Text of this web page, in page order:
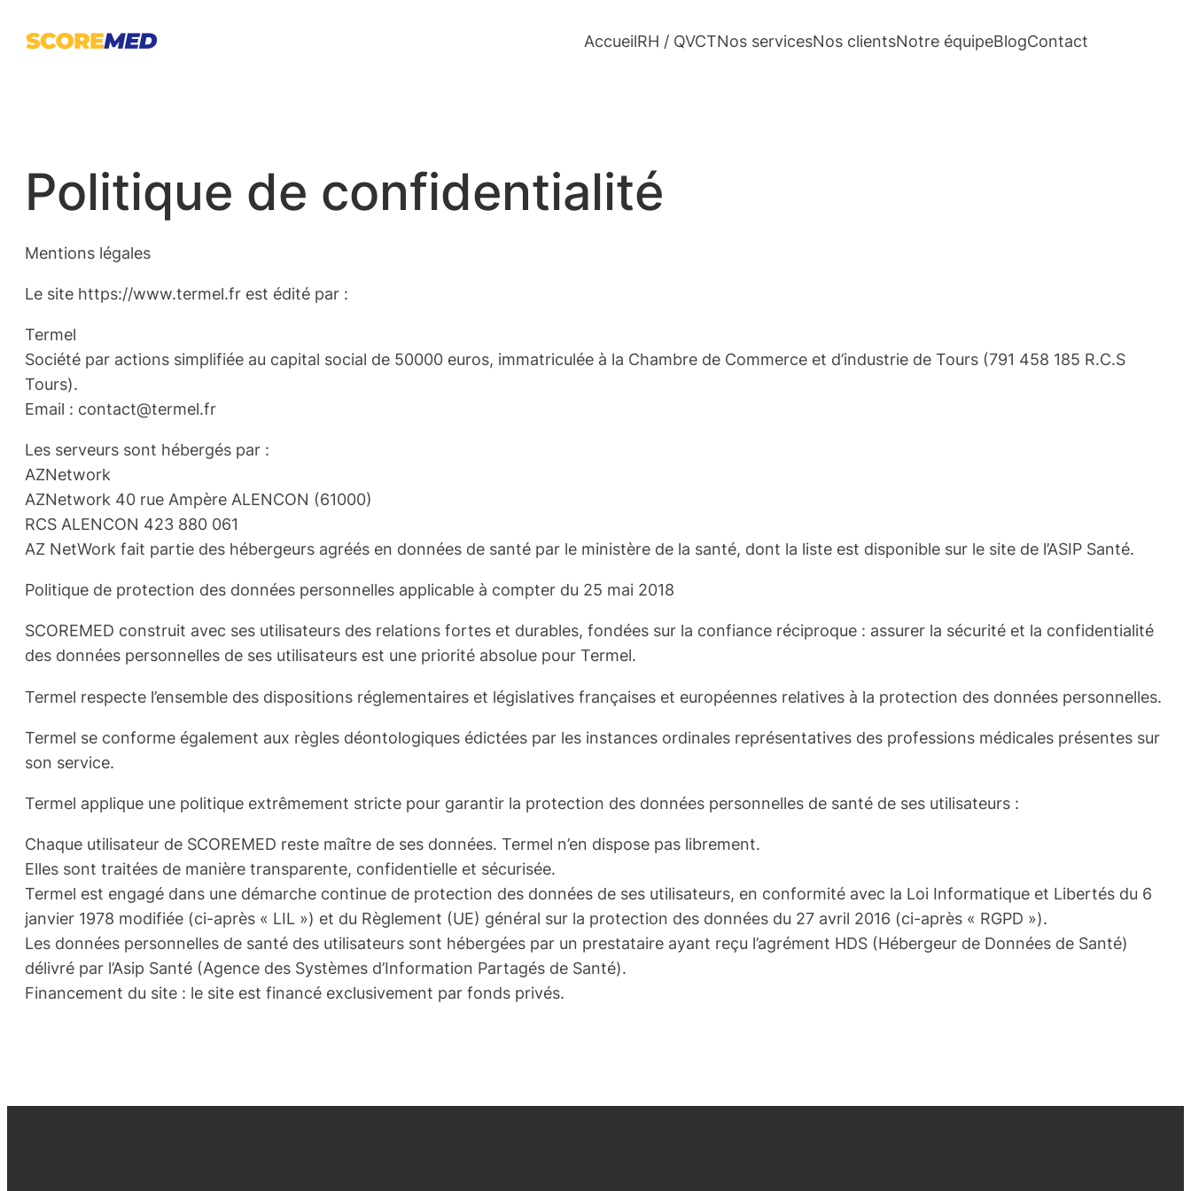
AccueilRH / QVCTNos servicesNos clientsNotre équipeBlogContact
Politique de confidentialité
Mentions légales
Le site https://www.termel.fr est édité par :
Termel
Société par actions simplifiée au capital social de 50000 euros, immatriculée à la Chambre de Commerce et d’industrie de Tours (791 458 185 R.C.S
Tours).
Email : contact@termel.fr
Les serveurs sont hébergés par :
AZNetwork
AZNetwork 40 rue Ampère ALENCON (61000)
RCS ALENCON 423 880 061
AZ NetWork fait partie des hébergeurs agréés en données de santé par le ministère de la santé, dont la liste est disponible sur le site de l’ASIP Santé.
Politique de protection des données personnelles applicable à compter du 25 mai 2018
SCOREMED construit avec ses utilisateurs des relations fortes et durables, fondées sur la confiance réciproque : assurer la sécurité et la confidentialité
des données personnelles de ses utilisateurs est une priorité absolue pour Termel.
Termel respecte l’ensemble des dispositions réglementaires et législatives françaises et européennes relatives à la protection des données personnelles.
Termel se conforme également aux règles déontologiques édictées par les instances ordinales représentatives des professions médicales présentes sur
son service.
Termel applique une politique extrêmement stricte pour garantir la protection des données personnelles de santé de ses utilisateurs :
Chaque utilisateur de SCOREMED reste maître de ses données. Termel n’en dispose pas librement.
Elles sont traitées de manière transparente, confidentielle et sécurisée.
Termel est engagé dans une démarche continue de protection des données de ses utilisateurs, en conformité avec la Loi Informatique et Libertés du 6
janvier 1978 modifiée (ci-après « LIL ») et du Règlement (UE) général sur la protection des données du 27 avril 2016 (ci-après « RGPD »).
Les données personnelles de santé des utilisateurs sont hébergées par un prestataire ayant reçu l’agrément HDS (Hébergeur de Données de Santé)
délivré par l’Asip Santé (Agence des Systèmes d’Information Partagés de Santé).
Financement du site : le site est financé exclusivement par fonds privés.